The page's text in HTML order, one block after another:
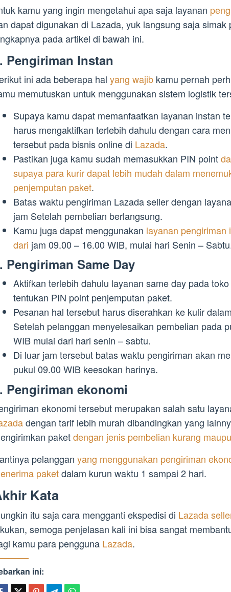
kamu yang ingin mengetahui apa saja layanan
dapat digunakan di Lazada, yuk langsung saja simak
pada artikel di bawah ini.
Pengiriman Instan
ini ada beberapa hal yang wajib kamu pernah
memutuskan untuk menggunakan sistem logistik
Supaya kamu dapat memanfaatkan layanan instan
harus mengaktifkan terlebih dahulu dengan cara
tersebut pada bisnis online di Lazada.
Pastikan juga kamu sudah memasukkan PIN point
supaya para kurir dapat lebih mudah dalam
penjemputan paket.
Batas waktu pengiriman Lazada seller dengan
jam Setelah pembelian berlangsung.
Kamu juga dapat menggunakan layanan pengiriman
dari jam 09.00 – 16.00 WIB, mulai hari Senin –
Pengiriman Same Day
Aktifkan terlebih dahulu layanan same day pada
tentukan PIN point penjemputan paket.
Pesanan hal tersebut harus diserahkan ke kulir
Setelah pelanggan menyelesaikan pembelian pada
WIB mulai dari hari senin – sabtu.
Di luar jam tersebut batas waktu pengiriman akan
pukul 09.00 WIB keesokan harinya.
Pengiriman ekonomi
ekonomi tersebut merupakan salah satu
dengan tarif lebih murah dibandingkan yang
paketdengan jenis pembelian kurang
pelanggan yang menggunakan pengiriman
paketdalam kurun waktu 1 sampai 2 hari.
Kata
itu saja cara mengganti ekspedisi di Lazada
semoga penjelasan kali ini bisa sangat
kamu para pengguna Lazada.
ini: